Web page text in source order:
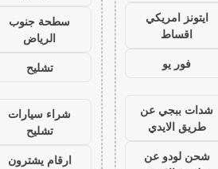
ايتونز امريكي
اقساط
فور يو
شدات ببجي عن
طريق الايدي
شحن لودو عن
سطحة جنوب
الرياض
تشليح
شراء سيارات
تشليح
ارقام يشترون